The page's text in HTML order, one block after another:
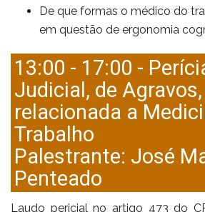
De que formas o médico do
em questão de ergonomia
13:00 - 17:00 -
Judicial, de Agravos,
relacionada a
Trabalho
Palestrante: José
Penteado
Laudo pericial no artigo 473 do